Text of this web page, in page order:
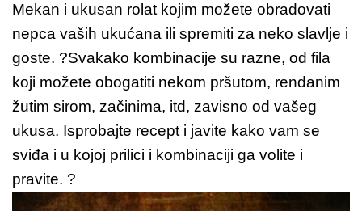
c
e
b
o
o
k
er
e
st
er at
s
A
p
p
ss
e
n
g
er
ar
e
Mekan i ukusan rolat kojim možete obradovati
nepca vaših ukućana ili spremiti za neko slavlje i
goste. ?Svakako kombinacije su razne, od fila
koji možete obogatiti nekom pršutom, rendanim
žutim sirom, začinima, itd, zavisno od vašeg
ukusa. Isprobajte recept i javite kako vam se
sviđa i u kojoj prilici i kombinaciji ga volite i
pravite. ?